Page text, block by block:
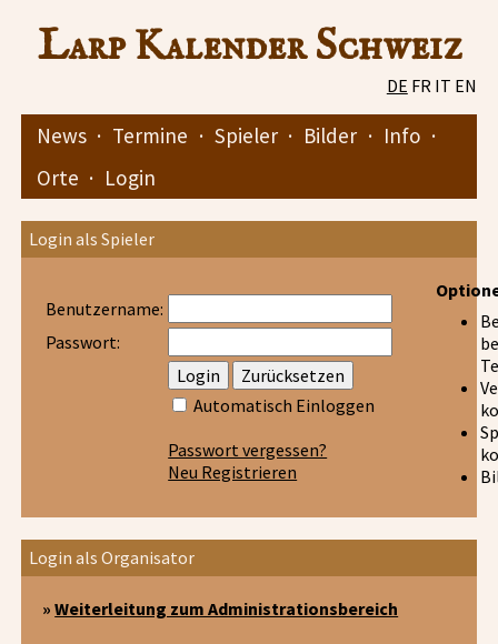
Larp Kalender Schweiz
DE FR IT EN
News · Termine · Spieler · Bilder · Info ·
Orte · Login
Login als Spieler
Benutzername:
Passwort:
Automatisch Einloggen
Passwort vergessen?
Neu Registrieren
Login als Organisator
»Weiterleitung zum Administrationsbereich